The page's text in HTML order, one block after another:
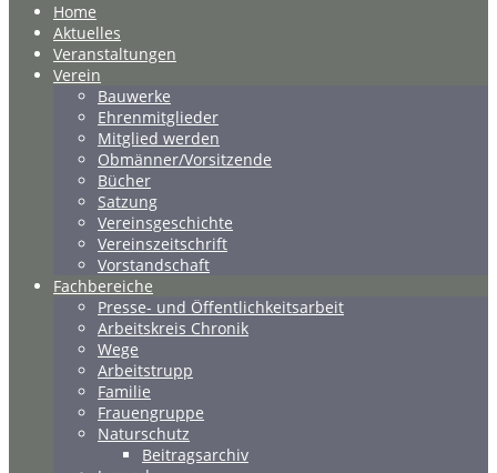
Home
Aktuelles
Veranstaltungen
Verein
Bauwerke
Ehrenmitglieder
Mitglied werden
Obmänner/Vorsitzende
Bücher
Satzung
Vereinsgeschichte
Vereinszeitschrift
Vorstandschaft
Fachbereiche
Presse- und Öffentlichkeitsarbeit
Arbeitskreis Chronik
Wege
Arbeitstrupp
Familie
Frauengruppe
Naturschutz
Beitragsarchiv